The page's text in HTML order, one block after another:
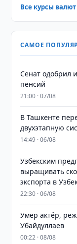
Все курсы
САМОЕ
Сенат одобрил
пенсий
21:00 · 07/08
В Ташкенте
двухэтапную
14:49 · 06/08
Узбекским
выращивать
экспорта в
22:30 · 06/08
Умер актёр,
Убайдуллаев
00:22 · 08/08